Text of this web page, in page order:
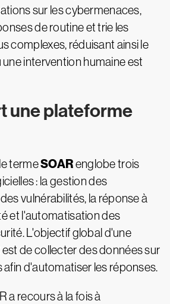
sur les cybermenaces,
de routine et trie les
complexes, réduisant ainsi le
intervention humaine est
une plateforme
termeSOARenglobe trois
: la gestion des
vulnérabilités, la réponse à
et l'automatisation des
L'objectif global d'une
de collecter des données sur
afin d'automatiser les réponses.
a recours à la fois à